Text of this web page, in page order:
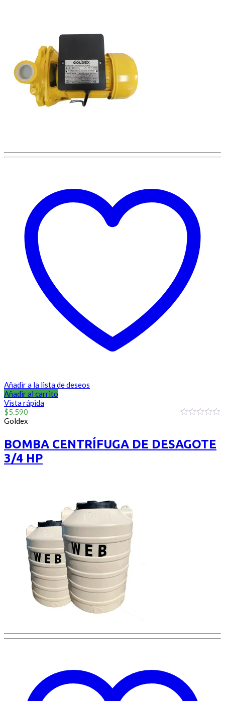
Añadir a la lista de deseos
Añadir al carrito
Vista rápida
5
$5.590
Goldex
BOMBA CENTRÍFUGA DE DESAGOTE
3/4 HP